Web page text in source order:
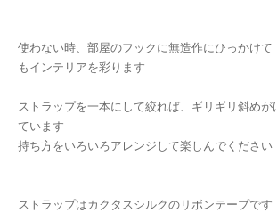
使わない時、部屋のフックに無造作にひっかけて
もインテリアを彩ります
ストラップを一本にして絞れば、ギリギリ斜めが
ています
持ち方をいろいろアレンジして楽しんでください
ストラップはカクタスシルクのリボンテープです